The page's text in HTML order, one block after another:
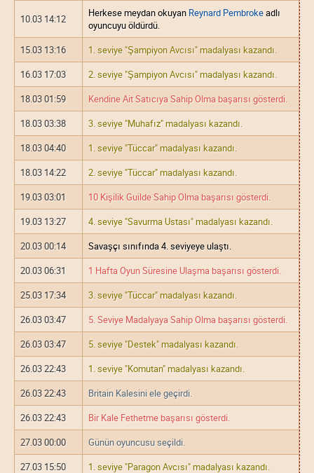
10.03 14:12 Herkese meydan okuyan Reynard Pembrokeadlı
oyuncuyu öldürdü.
15.03 13:16
1. seviye "Şampiyon Avcısı" madalyası kazandı.
16.03 17:03
2. seviye "Şampiyon Avcısı" madalyası kazandı.
18.03 01:59
Kendine Ait Satıcıya Sahip Olma başarısı gösterdi.
18.03 03:38
3. seviye "Muhafız" madalyası kazandı.
18.03 04:40
1. seviye "Tüccar" madalyası kazandı.
18.03 14:22
2. seviye "Tüccar" madalyası kazandı.
19.03 03:01
10 Kişilik Guilde Sahip Olma başarısı gösterdi.
19.03 13:27
4. seviye "Savurma Ustası" madalyası kazandı.
20.03 00:14
Savaşçı sınıfında 4. seviyeye ulaştı.
20.03 06:31
1 Hafta Oyun Süresine Ulaşma başarısı gösterdi.
25.03 17:34
3. seviye "Tüccar" madalyası kazandı.
26.03 03:47
5. Seviye Madalyaya Sahip Olma başarısı gösterdi.
26.03 03:47
5. seviye "Destek" madalyası kazandı.
26.03 22:43
1. seviye "Komutan" madalyası kazandı.
26.03 22:43
Britain Kalesini ele geçirdi.
26.03 22:43
Bir Kale Fethetme başarısı gösterdi.
27.03 00:00
Günün oyuncusu seçildi.
27.03 15:50
1. seviye "Paragon Avcısı" madalyası kazandı.